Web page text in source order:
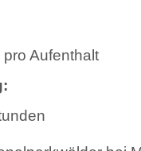
Aufenthalt